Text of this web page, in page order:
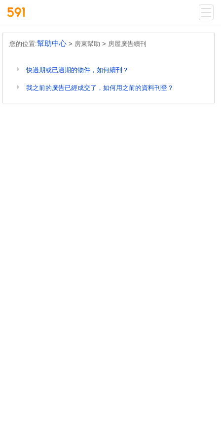
您的位置:幫助中心 > 房東幫助 > 房屋廣告續刊
快過期或已過期的物件，如何續刊？
我之前的廣告已經成交了，如何用之前的資料刊登？